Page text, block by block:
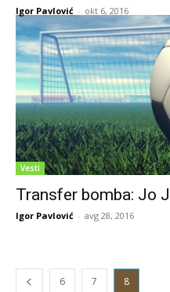
Igor Pavlović - okt 6, 2016
Vesti
Transfer bomba: Jo
Igor Pavlović - avg 28, 2016
6 7 8